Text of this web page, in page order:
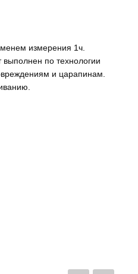
измерения 1ч.
по технологии
и царапинам.